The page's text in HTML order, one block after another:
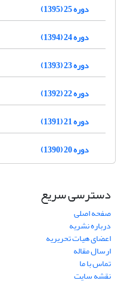
دوره 25 (1395)
دوره 24 (1394)
دوره 23 (1393)
دوره 22 (1392)
دوره 21 (1391)
دوره 20 (1390)
دسترسی سریع
صفحه اصلی
درباره نشریه
اعضای هیات تحریریه
ارسال مقاله
تماس با ما
نقشه سایت